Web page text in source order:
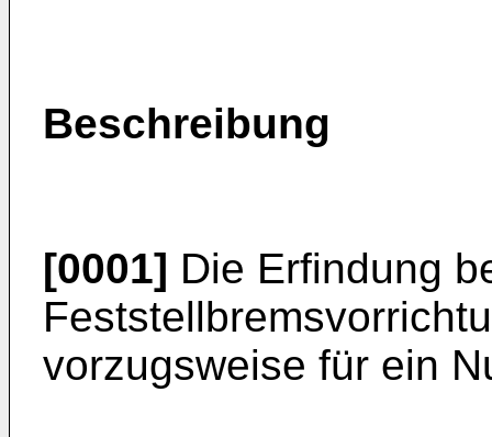
Beschreibung
[0001] Die Erfindung
vorzugsweise für ein